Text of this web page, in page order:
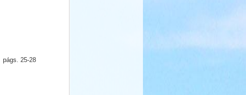
págs. 25-28